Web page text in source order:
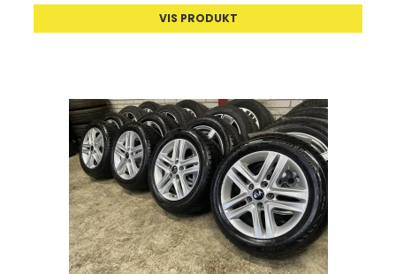
VIS PRODUKT